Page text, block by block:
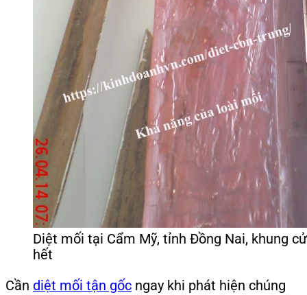
Diệt mối tại Cẩm Mỹ, tỉnh Đồng Nai, khung
hết
Cần diệt mối tận gốc ngay khi phát hiện chúng